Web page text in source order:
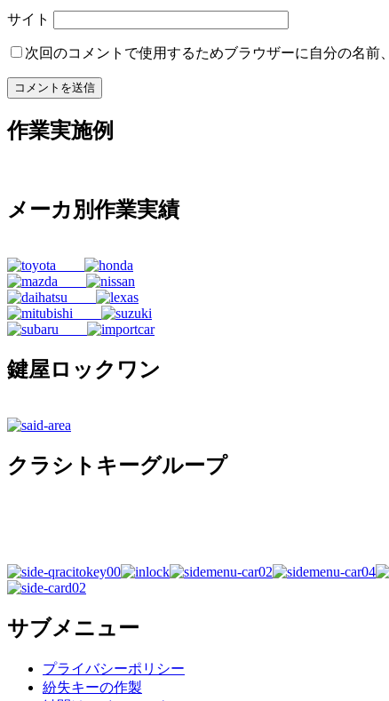
サイト
次回のコメントで使用するためブラウザーに自分の名前
作業実施例
メーカ別作業実績
鍵屋ロックワン
クラシトキーグループ
サブメニュー
プライバシーポリシー
紛失キーの作製